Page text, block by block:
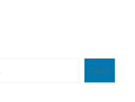
Caută